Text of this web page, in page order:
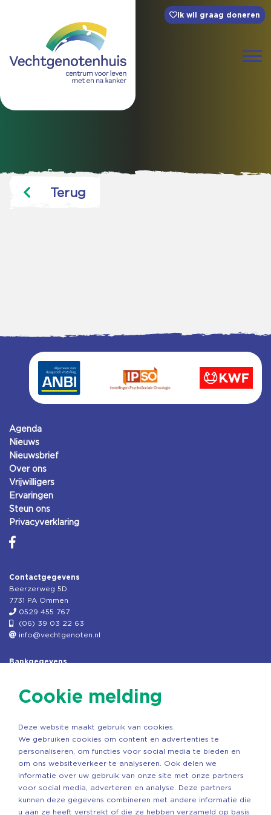
Ik wil graag doneren
Terug
Agenda
Nieuws
Nieuwsbrief
Over ons
Vrijwilligers
Ervaringen
Steun ons
Privacyverklaring
Contactgegevens
Beerzerweg 5D.
7731 PA Ommen
0529 455 767
(06) 39 03 22 63
info@vechtgenoten.nl
Bankgegevens
Rek.nr: NL85RABO0127579230
Copyright ©2026 Vechtgenoten
Cookie melding
Deze website maakt gebruik van cookies.
We gebruiken cookies om content en advertenties te
personaliseren, om functies voor social media te bieden en
om ons websiteverkeer te analyseren. Ook delen we
informatie over uw gebruik van onze site met onze partners
voor social media, adverteren en analyse. Deze partners
kunnen deze gegevens combineren met andere informatie die
u aan ze heeft verstrekt of die ze hebben verzameld op basis